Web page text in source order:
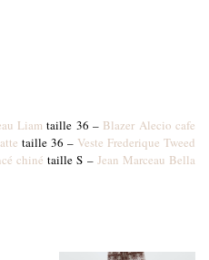
Liam taille 36 – Blazer Alecio cafe
taille 36 – Veste Frederique Tweed
chiné taille S – Jean Marceau Bella